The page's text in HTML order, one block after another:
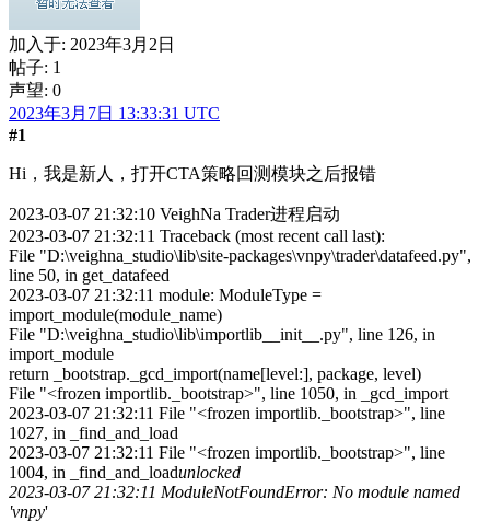
加入于: 2023年3月2日
帖子: 1
声望: 0
2023年3月7日 13:33:31 UTC
#1
Hi，我是新人，打开CTA策略回测模块之后报错
2023-03-07 21:32:10 VeighNa Trader进程启动
2023-03-07 21:32:11 Traceback (most recent call last):
File "D:\veighna_studio\lib\site-packages\vnpy\trader\datafeed.py",
line 50, in get_datafeed
2023-03-07 21:32:11 module: ModuleType =
import_module(module_name)
File "D:\veighna_studio\lib\importlib__init__.py", line 126, in
import_module
return _bootstrap._gcd_import(name[level:], package, level)
File "<frozen importlib._bootstrap>", line 1050, in _gcd_import
2023-03-07 21:32:11 File "<frozen importlib._bootstrap>", line
1027, in _find_and_load
2023-03-07 21:32:11 File "<frozen importlib._bootstrap>", line
1004, in _find_and_loadunlocked
2023-03-07 21:32:11 ModuleNotFoundError: No module named
'vnpy'